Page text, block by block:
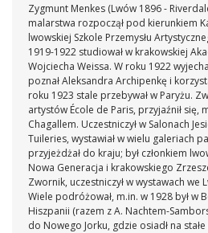
Zygmunt Menkes (Lwów 1896 -
malarstwa rozpoczął pod kierunkiem
lwowskiej Szkole Przemysłu
1919-1922 studiował w krakowskiej
Wojciecha Weissa. W roku 1922
poznał Aleksandra Archipenkę i
roku 1923 stale przebywał w Paryżu.
artystów École de Paris, przyjaźnił się,
Chagallem. Uczestniczył w Salonach
Tuileries, wystawiał w wielu galeriach
przyjeżdżał do kraju; był członkiem
Nowa Generacja i krakowskiego
Zwornik, uczestniczył w wystawach we
Wiele podróżował, m.in. w 1928 był w
Hiszpanii (razem z A. Nachtem-
do Nowego Jorku, gdzie osiadł na